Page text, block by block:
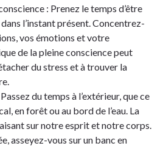
: Prenez le temps d’être
l’instant présent. Concentrez-
vos émotions et votre
de la pleine conscience peut
du stress et à trouver la
du temps à l’extérieur, que ce
en forêt ou au bord de l’eau. La
sur notre esprit et notre corps.
asseyez-vous sur un banc en